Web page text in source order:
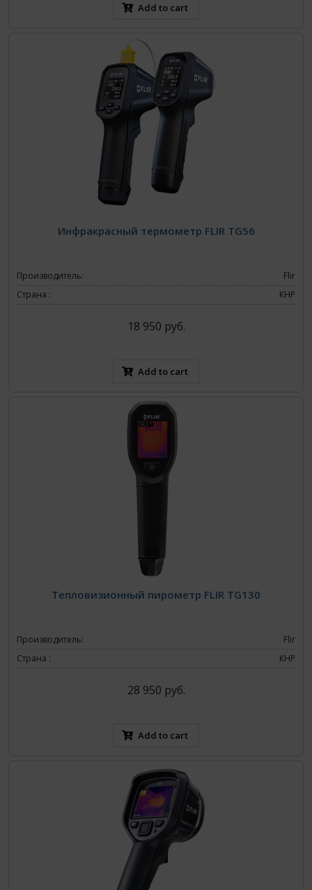
Add to cart
Инфракрасный термометр FLIR TG56
Производитель:
Flir
Страна :
КНР
18 950 руб.
Add to cart
Тепловизионный пирометр FLIR TG130
Производитель:
Flir
Страна :
КНР
28 950 руб.
Add to cart